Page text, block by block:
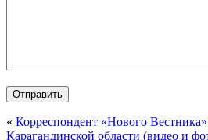
« Корреспондент «Нового
Карагандинской области (видео и